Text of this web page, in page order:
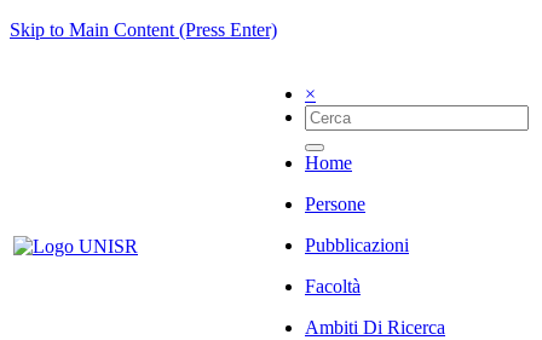
Skip to Main Content (Press Enter)
×
Home
Persone
Pubblicazioni
Facoltà
Ambiti Di Ricerca